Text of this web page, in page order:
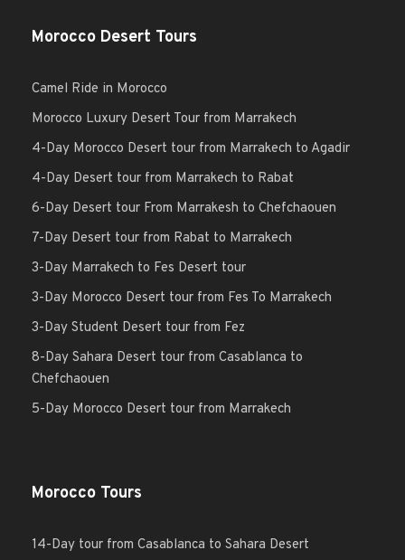
Morocco Desert Tours
Camel Ride in Morocco
Morocco Luxury Desert Tour from Marrakech
4-Day Morocco Desert tour from Marrakech to Agadir
4-Day Desert tour from Marrakech to Rabat
6-Day Desert tour From Marrakesh to Chefchaouen
7-Day Desert tour from Rabat to Marrakech
3-Day Marrakech to Fes Desert tour
3-Day Morocco Desert tour from Fes To Marrakech
3-Day Student Desert tour from Fez
8-Day Sahara Desert tour from Casablanca to
Chefchaouen
5-Day Morocco Desert tour from Marrakech
Morocco Tours
14-Day tour from Casablanca to Sahara Desert